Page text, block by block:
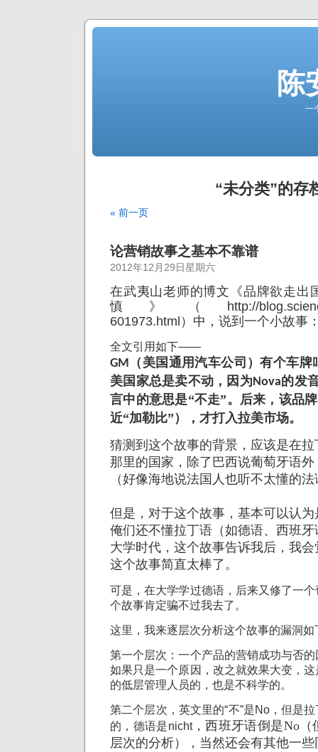
陈
一
“未分类”的存
« 前一页
论营销故事之基本不靠谱
2012年12月29日星期六
在武夷山老师的博文《品牌欲走出
慎》（http://
601973.html）中，说到一个小故事
全文引用如下——
GM
（美国通用汽车公司）有个车牌
美国家总是卖不动，因为 Nova的发
言中的意思是“不走”。后来，该品
近“加勒比”），才打入拉美市场。
猜测到这个故事的背景，应该是在
那里的国家，除了巴西说葡萄牙语
（好像海地说法国人也听不太懂的
但是，对于这个故事，基本可以认
俺们还不懂拉丁语（如德语、西班
大学时代，这个故事告诉我后，我
这个故事简直太棒了。
可是，在大学学过德语，后来又修了一
个故事肯定骗不过我去了。
这里，我来逐层次分析这个故事的漏洞如
第一个层次：一个产品的营销成功与否
如果只是一个原因，改之就效果大变，
的低层管理人员的，也是不科学的。
第二个层次，英文里的“不”是No，但是
的，德语是nicht，西班牙语倒是No（
层次的分析），当然还会有其他一